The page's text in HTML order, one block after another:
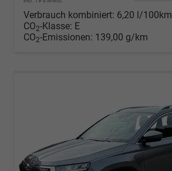
Verbrauch kombiniert: 6,20 l/100km
CO2-Klasse: E
CO2-Emissionen: 139,00 g/km